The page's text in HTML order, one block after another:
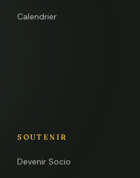
Calendrier
SOUTENIR
Devenir Socio